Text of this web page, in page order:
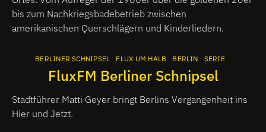
bis zum Nachkriegsbadebetrieb zwischen
amerikanischen Querschlägern und Kinderliedern.
BERLINER SCHNIPSEL FLUX UM HALB BERLIN SERIE
FluxFM Berliner Schnipsel
Stadtführer Matti Geyer bringt Berlins Vergangenheit ins
Hier und Jetzt.